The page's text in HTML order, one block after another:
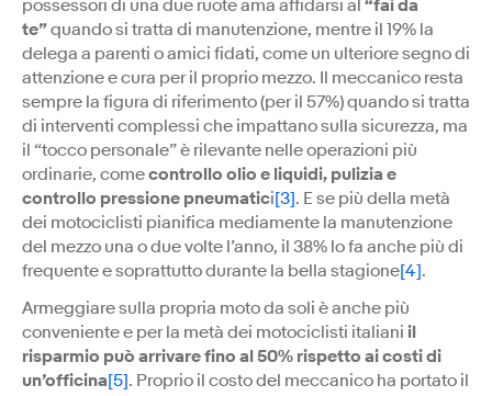
possessori di una due ruote ama affidarsi al “fai da
te”quando si tratta di manutenzione, mentre il 19% la
delega a parenti o amici fidati, come un ulteriore segno di
attenzione e cura per il proprio mezzo. Il meccanico resta
sempre la figura di riferimento (per il 57%) quando si tratta
di interventi complessi che impattano sulla sicurezza, ma
il “tocco personale” è rilevante nelle operazioni più
ordinarie, comecontrollo olio e liquidi, pulizia e
controllo pressione pneumatici[3]. E se più della metà
dei motociclisti pianifica mediamente la manutenzione
del mezzo una o due volte l’anno, il 38% lo fa anche più di
frequente e soprattutto durante la bella stagione[4].
Armeggiare sulla propria moto da soli è anche più
conveniente e per la metà dei motociclisti italiani il
risparmio può arrivare fino al 50% rispetto ai costi di
un’officina[5]. Proprio il costo del meccanico ha portato il